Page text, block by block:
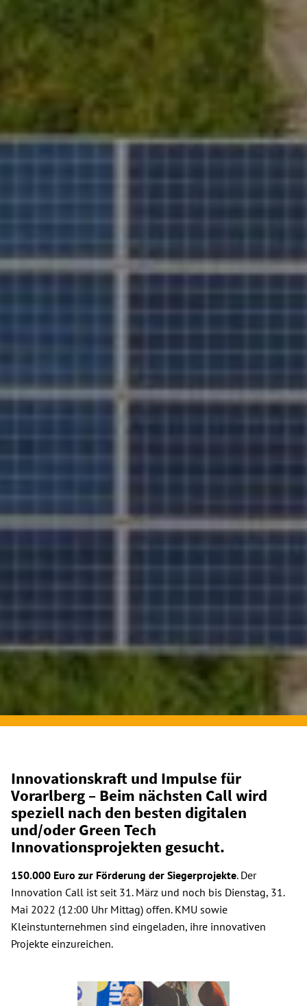
Innovationskraft und Impulse für
Vorarlberg – Beim nächsten Call wird
speziell nach den besten digitalen
und/oder Green Tech
Innovationsprojekten gesucht.
150.000 Euro zur Förderung der Siegerprojekte. Der
Innovation Call ist seit 31. März und noch bis Dienstag, 31.
Mai 2022 (12:00 Uhr Mittag) offen. KMU sowie
Kleinstunternehmen sind eingeladen, ihre innovativen
Projekte einzureichen.